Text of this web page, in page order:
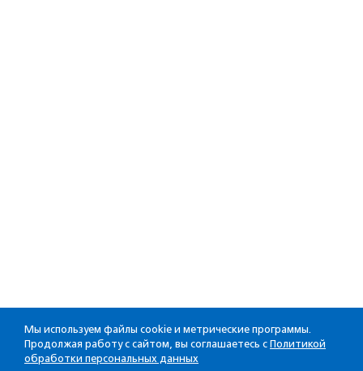
Мы используем файлы cookie и метрические программы.
Продолжая работу с сайтом, вы соглашаетесь с Политикой
обработки персональных данных